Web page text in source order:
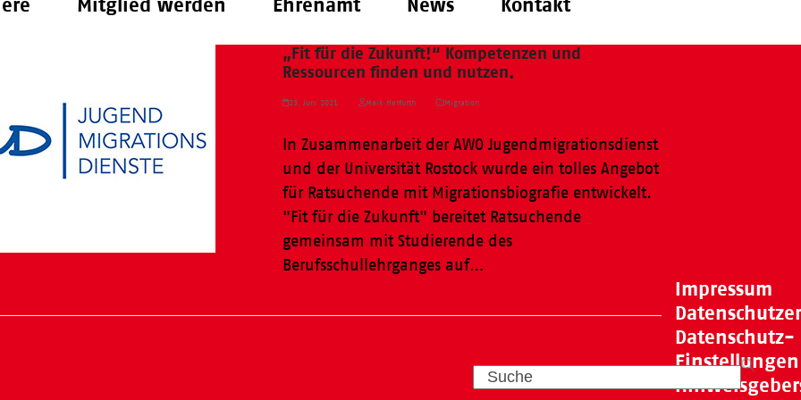
Mitglied werden Ehrenamt News Kontakt
„Fit für die Zukunft!“ Kompetenzen und
Ressourcen finden und nutzen.
23. Juni 2021 Maik Herfurth Migration
In Zusammenarbeit der AWO Jugendmigrationsdienst
und der Universität Rostock wurde ein tolles Angebot
für Ratsuchende mit Migrationsbiografie entwickelt.
"Fit für die Zukunft" bereitet Ratsuchende
gemeinsam mit Studierende des
Berufsschullehrganges auf…
Search
Impressum
Datenschutz-
Einstellungen